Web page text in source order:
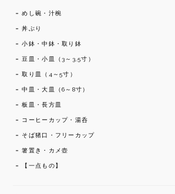
めし碗・汁椀
丼ぶり
小鉢・中鉢・取り鉢
豆皿・小皿（3～3,5寸）
取り皿（4～5寸）
中皿・大皿（6～8寸）
板皿・長方皿
コーヒーカップ・湯呑
そば猪口・フリーカップ
箸置き・カメ壺
【一点もの】